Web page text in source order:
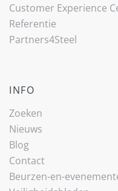
Customer Experience
Referentie
Partners4Steel
INFO
Zoeken
Nieuws
Blog
Contact
Beurzen-en-